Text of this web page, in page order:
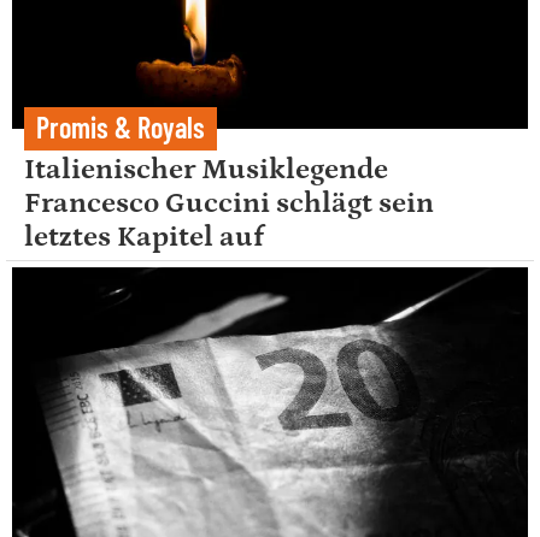
Promis & Royals
Italienischer Musiklegende
Francesco Guccini schlägt sein
letztes Kapitel auf